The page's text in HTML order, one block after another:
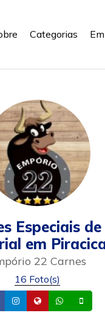
Categorias
Especiais
em
22 Carnes
16 Foto(s)
FacebookInstagram
Site Whatsapp